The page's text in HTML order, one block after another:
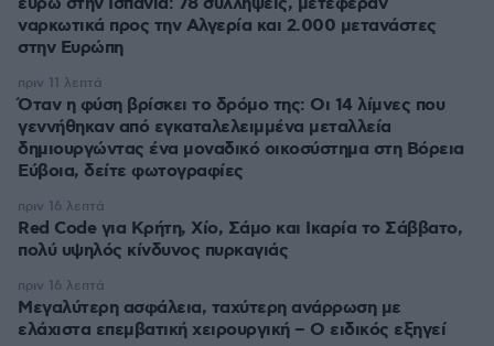
ναρκωτικά προς την Αλγερία και 2.000 μετανάστες
στην Ευρώπη
Όταν η φύση βρίσκει το δρόμο της: Οι 14 λίμνες που
γεννήθηκαν από εγκαταλελειμμένα μεταλλεία
δημιουργώντας ένα μοναδικό οικοσύστημα στη Βόρεια
Εύβοια, δείτε φωτογραφίες
πριν 11 λεπτά
Red Code για Κρήτη, Χίο, Σάμο και Ικαρία το Σάββατο,
πολύ υψηλός κίνδυνος πυρκαγιάς
πριν 16 λεπτά
Μεγαλύτερη ασφάλεια, ταχύτερη ανάρρωση με
ελάχιστα επεμβατική χειρουργική – Ο ειδικός εξηγεί
πριν 16 λεπτά